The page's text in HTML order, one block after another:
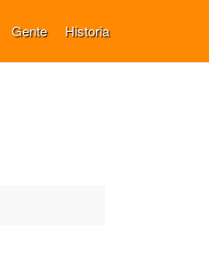
Gente Historia